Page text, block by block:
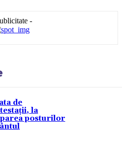
-
de
la
posturilor